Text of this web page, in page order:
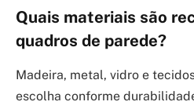
Quais materiais são
quadros de parede?
Madeira, metal, vidro e
escolha conforme